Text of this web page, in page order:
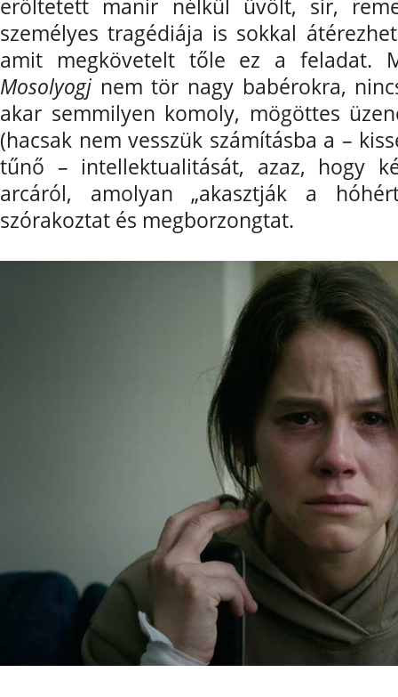
erőltetett manír nélkül üvölt, sír,
személyes tragédiája is sokkal
amit megkövetelt tőle ez a feladat.
Mosolyogj nem tör nagy babérokra,
akar semmilyen komoly, mögöttes
(hacsak nem vesszük számításba a –
tűnő – intellektualitását, azaz, hogy
arcáról, amolyan „akasztják a
szórakoztat és megborzongtat.